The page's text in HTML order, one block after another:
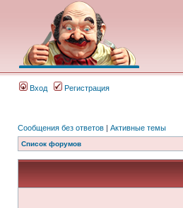
Вход Регистрация
Сообщения без ответов | Активные темы
Список форумов